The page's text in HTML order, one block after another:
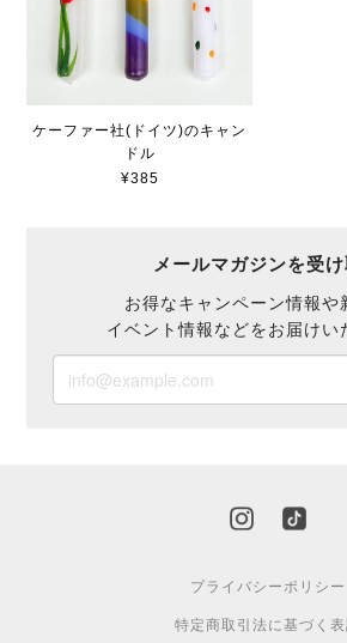
ケーファー社(ドイツ)のキャン
ドル
¥385
メールマガジンを受け
お得なキャンペーン情報や
イベント情報などをお届けい
プライバシーポリシー
特定商取引法に基づく